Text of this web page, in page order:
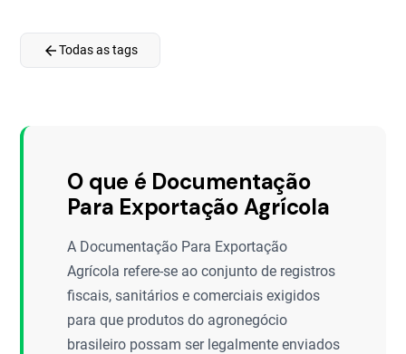
arrow_backTodas as tags
O que é Documentação
Para Exportação Agrícola
A Documentação Para Exportação
Agrícola refere-se ao conjunto de registros
fiscais, sanitários e comerciais exigidos
para que produtos do agronegócio
brasileiro possam ser legalmente enviados